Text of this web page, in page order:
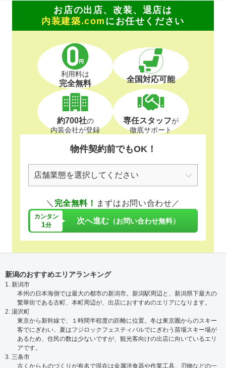
お店の出店、改装、退店は
内装建築.com にお任せください
利用料は
完全無料 全国対応可能
約700社の
内装会社が登録
専任スタッフが
徹底サポート
物件契約前でもOK！
＼ 完全無料！ まずはお問い合わせ／
カンタン
1分 次へ進む （お問い合わせ無料）
新潟のおすすめエリアランキング
1. 新潟市
本州の日本海側では最大の都市の新潟市。新潟駅周辺と、新潟県下最大の
繁華街である古町、本町周辺が、出店におすすめのエリアになります。
2. 湯沢町
東京から新幹線で、１時間半程度の距離に位置。冬は東京圏からのスキー
客でにぎわい、夏はフジロックフェスティバルでにぎわう苗場スキー場が
あるため、住民の数は少ないですが、観光客向けの出店に向いているエリ
アです。
3. 三条市
古くからものづくりが有名で現在は金属洋食器や作業工具、刃物などの一